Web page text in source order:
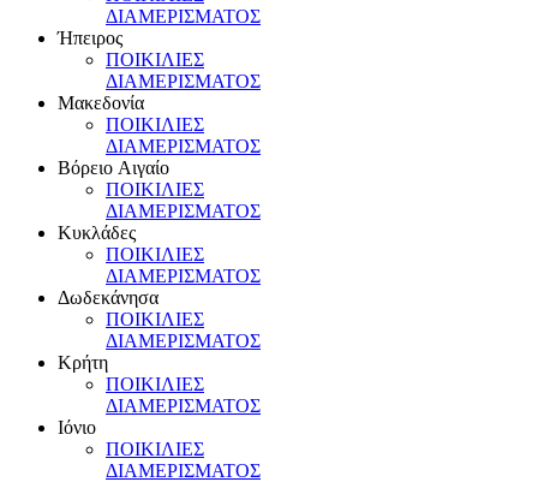
ΔIAMEPIΣMATOΣ
Ήπειρος
ΠOIKIΛIEΣ
ΔIAMEPIΣMATOΣ
Mακεδονία
ΠOIKIΛIEΣ
ΔIAMEPIΣMATOΣ
Bόρειο Aιγαίο
ΠOIKIΛIEΣ
ΔIAMEPIΣMATOΣ
Kυκλάδες
ΠOIKIΛIEΣ
ΔIAMEPIΣMATOΣ
Δωδεκάνησα
ΠOIKIΛIEΣ
ΔIAMEPIΣMATOΣ
Kρήτη
ΠOIKIΛIEΣ
ΔIAMEPIΣMATOΣ
Iόνιο
ΠOIKIΛIEΣ
ΔIAMEPIΣMATOΣ